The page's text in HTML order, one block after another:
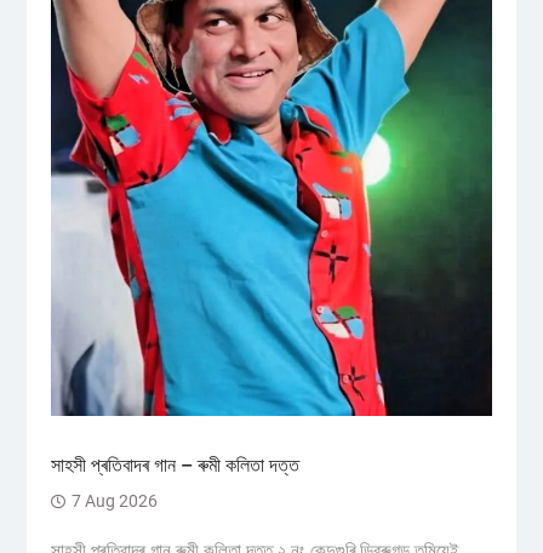
সাহসী প্ৰতিবাদৰ গান – ৰুমী কলিতা দত্ত
7 Aug 2026